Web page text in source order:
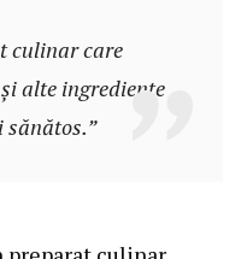
culinar care
alte ingrediente